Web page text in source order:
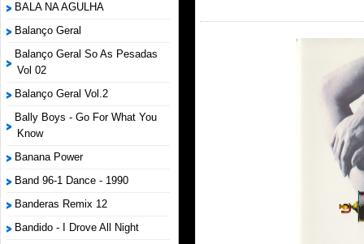
BALA NA AGULHA
Balanço Geral
Balanço Geral So As Pesadas
Vol 02
Balanço Geral Vol.2
Bally Boys - Go For What You
Know
Banana Power
Band 96-1 Dance - 1990
Banderas Remix 12
Bandido - I Drove All Night